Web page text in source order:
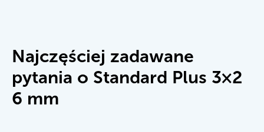
Najczęściej zadawane
pytania o Standard Plus 3×2
6 mm